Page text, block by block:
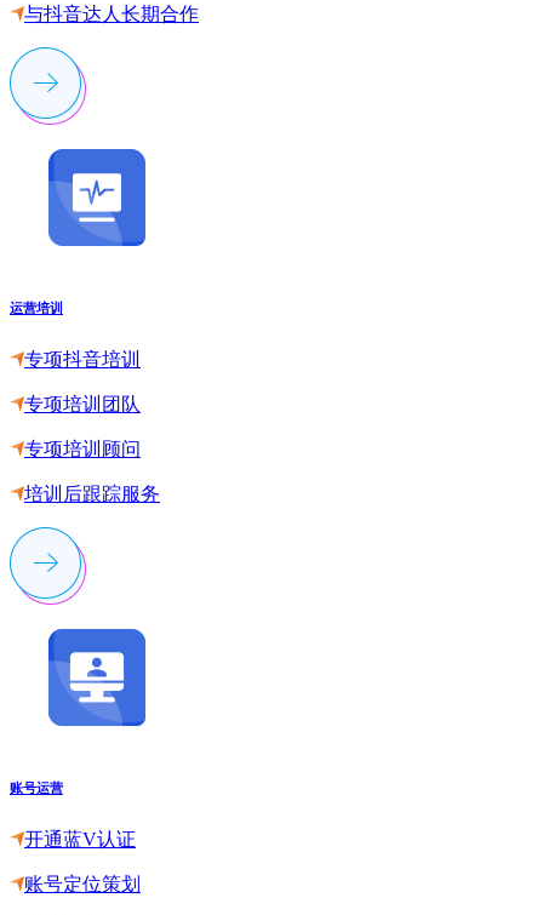
与抖音达人长期合作
运营培训
专项抖音培训
专项培训团队
专项培训顾问
培训后跟踪服务
账号运营
开通蓝V认证
账号定位策划